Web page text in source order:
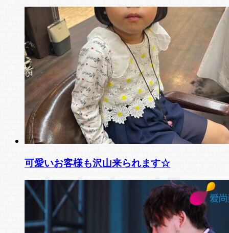
可愛いお客様も沢山来られます☆